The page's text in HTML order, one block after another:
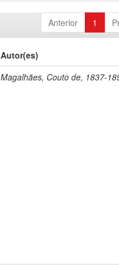
Anterior 1
Autor(es)
Magalhães, Couto de, 1837-